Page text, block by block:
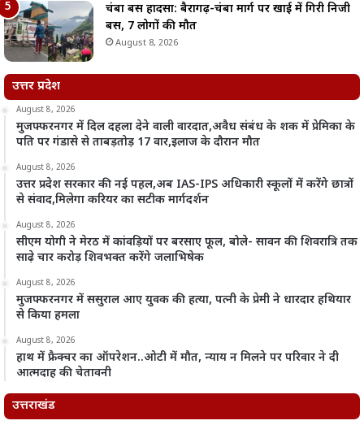
चंबा बस हादसा: बैरागढ़-चंबा मार्ग पर खाई में गिरी निजी
बस, 7 लोगों की मौत
August 8, 2026
उत्तर प्रदेश
August 8, 2026
मुजफ्फरनगर में दिल दहला देने वाली वारदात,अवैध संबंध के शक में प्रेमिका के
पति पर गंडासे से ताबड़तोड़ 17 वार,इलाज के दौरान मौत
August 8, 2026
उत्तर प्रदेश सरकार की नई पहल,अब IAS-IPS अधिकारी स्कूलों में करेंगे छात्रों
से संवाद,मिलेगा करियर का सटीक मार्गदर्शन
August 8, 2026
सीएम योगी ने मेरठ में कांवड़ियों पर बरसाए फूल, बोले- सावन की शिवरात्रि तक
साढ़े चार करोड़ शिवभक्त करेंगे जलाभिषेक
August 8, 2026
मुजफ्फरनगर में ससुराल आए युवक की हत्या, पत्नी के प्रेमी ने धारदार हथियार
से किया हमला
August 8, 2026
हाथ में फ्रैक्चर का ऑपरेशन..ओटी में मौत, न्याय न मिलने पर परिवार ने दी
आत्मदाह की चेतावनी
उत्तराखंड